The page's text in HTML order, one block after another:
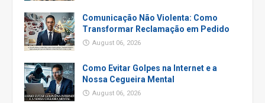
Comunicação Não Violenta: Como
Transformar Reclamação em Pedido
August 06, 2026
Como Evitar Golpes na Internet e a
Nossa Cegueira Mental
August 06, 2026